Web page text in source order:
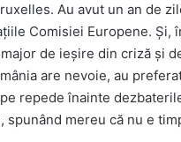
Au avut un an de
Comisiei Europene. Și,
de ieșire din criză și
are nevoie, au
repede înainte
mereu că nu e